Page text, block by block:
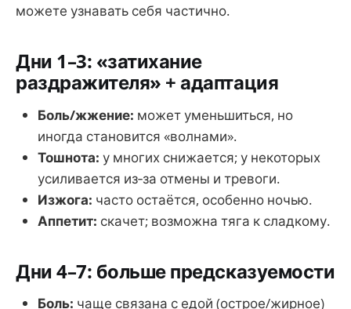
можете узнавать себя частично.
Дни 1–3: «затихание
раздражителя» + адаптация
Боль/жжение: может уменьшиться, но
иногда становится «волнами».
Тошнота: у многих снижается; у некоторых
усиливается из‑за отмены и тревоги.
Изжога: часто остаётся, особенно ночью.
Аппетит: скачет; возможна тяга к сладкому.
Дни 4–7: больше предсказуемости
Боль: чаще связана с едой (острое/жирное)